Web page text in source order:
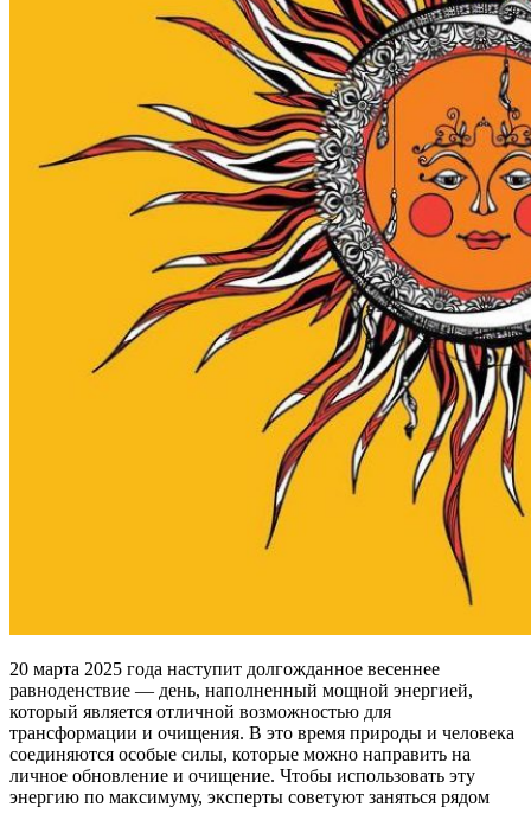
20 марта 2025 года наступит долгожданное весеннее
равноденствие — день, наполненный мощной энергией,
который является отличной возможностью для
трансформации и очищения. В это время природы и человека
соединяются особые силы, которые можно направить на
личное обновление и очищение. Чтобы использовать эту
энергию по максимуму, эксперты советуют заняться рядом